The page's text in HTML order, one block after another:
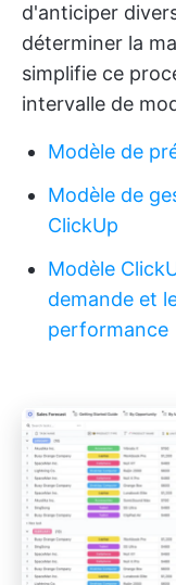
d'anticiper
déterminer la
simplifie ce
intervalle de
Modèle de
Modèle de
ClickUp
Modèle
demande et
performance